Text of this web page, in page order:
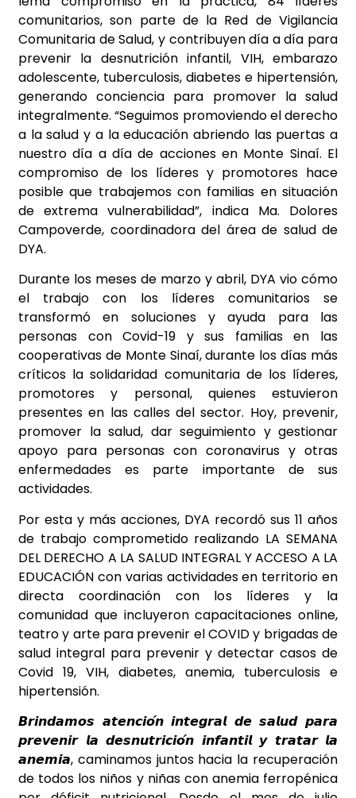
comunitarios, son parte de la Red de Vigilancia
Comunitaria de Salud, y contribuyen día a día para
prevenir la desnutrición infantil, VIH, embarazo
adolescente, tuberculosis, diabetes e hipertensión,
generando conciencia para promover la salud
integralmente. “Seguimos promoviendo el derecho
a la salud y a la educación abriendo las puertas a
nuestro día a día de acciones en Monte Sinaí. El
compromiso de los líderes y promotores hace
posible que trabajemos con familias en situación
de extrema vulnerabilidad”, indica Ma. Dolores
Campoverde, coordinadora del área de salud de
DYA.
Durante los meses de marzo y abril, DYA vio cómo
el trabajo con los líderes comunitarios se
transformó en soluciones y ayuda para las
personas con Covid-19 y sus familias en las
cooperativas de Monte Sinaí, durante los días más
críticos la solidaridad comunitaria de los líderes,
promotores y personal, quienes estuvieron
presentes en las calles del sector. Hoy, prevenir,
promover la salud, dar seguimiento y gestionar
apoyo para personas con coronavirus y otras
enfermedades es parte importante de sus
actividades.
Por esta y más acciones, DYA recordó sus 11 años
de trabajo comprometido realizando LA SEMANA
DEL DERECHO A LA SALUD INTEGRAL Y ACCESO A LA
EDUCACIÓN con varias actividades en territorio en
directa coordinación con los líderes y la
comunidad que incluyeron capacitaciones online,
teatro y arte para prevenir el COVID y brigadas de
salud integral para prevenir y detectar casos de
Covid 19, VIH, diabetes, anemia, tuberculosis e
hipertensión.
𝘽𝙧𝙞𝙣𝙙𝙖𝙢𝙤𝙨 𝙖𝙩𝙚𝙣𝙘𝙞𝙤́𝙣 𝙞𝙣𝙩𝙚𝙜𝙧𝙖𝙡 𝙙𝙚 𝙨𝙖𝙡𝙪𝙙 𝙥𝙖𝙧𝙖
𝙥𝙧𝙚𝙫𝙚𝙣𝙞𝙧 𝙡𝙖 𝙙𝙚𝙨𝙣𝙪𝙩𝙧𝙞𝙘𝙞𝙤́𝙣 𝙞𝙣𝙛𝙖𝙣𝙩𝙞𝙡 𝙮 𝙩𝙧𝙖𝙩𝙖𝙧 𝙡𝙖
𝙖𝙣𝙚𝙢𝙞𝙖, caminamos juntos hacia la recuperación
de todos los niños y niñas con anemia ferropénica